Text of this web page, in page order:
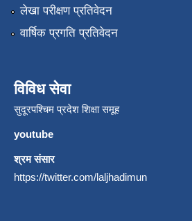
लेखा परीक्षण प्रतिवेदन
वार्षिक प्रगति प्रतिवेदन
विविध सेवा
सुदूरपश्चिम प्रदेश शिक्षा समूह
youtube
श्रम संसार
https://twitter.com/laljhadimun